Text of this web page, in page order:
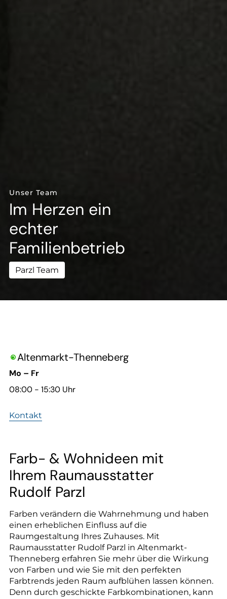
--
--
--
Unser Team
Im Herzen ein
echter
Familienbetrieb
Parzl Team
Altenmarkt-Thenneberg
Mo – Fr
08:00 - 15:30 Uhr
Kontakt
Farb- & Wohnideen mit
Ihrem Raumausstatter
Rudolf Parzl
Farben verändern die Wahrnehmung und haben
einen erheblichen Einfluss auf die
Raumgestaltung Ihres Zuhauses. Mit
Raumausstatter Rudolf Parzl in Altenmarkt-
Thenneberg erfahren Sie mehr über die Wirkung
von Farben und wie Sie mit den perfekten
Farbtrends jeden Raum aufblühen lassen können.
Denn durch geschickte Farbkombinationen, kann